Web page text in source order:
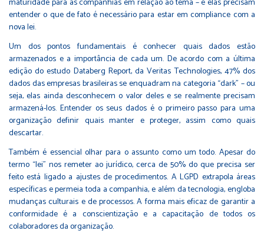
entender o que de fato é necessário para estar em compliance com a
nova lei.
Um dos pontos fundamentais é conhecer quais dados estão
armazenados e a importância de cada um. De acordo com a última
edição do estudo Databerg Report, da Veritas Technologies, 47% dos
dados das empresas brasileiras se enquadram na categoria “dark” – ou
seja, elas ainda desconhecem o valor deles e se realmente precisam
armazená-los. Entender os seus dados é o primeiro passo para uma
organização definir quais manter e proteger, assim como quais
descartar.
Também é essencial olhar para o assunto como um todo. Apesar do
termo “lei” nos remeter ao jurídico, cerca de 50% do que precisa ser
feito está ligado a ajustes de procedimentos. A LGPD extrapola áreas
específicas e permeia toda a companhia, e além da tecnologia, engloba
mudanças culturais e de processos. A forma mais eficaz de garantir a
conformidade é a conscientização e a capacitação de todos os
colaboradores da organização.